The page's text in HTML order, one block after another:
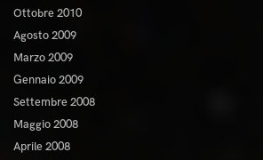
Ottobre 2010
Agosto 2009
Marzo 2009
Gennaio 2009
Settembre 2008
Maggio 2008
Aprile 2008